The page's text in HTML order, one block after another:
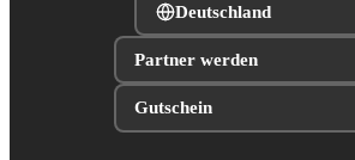
Deutschland
Partner werden
Gutschein